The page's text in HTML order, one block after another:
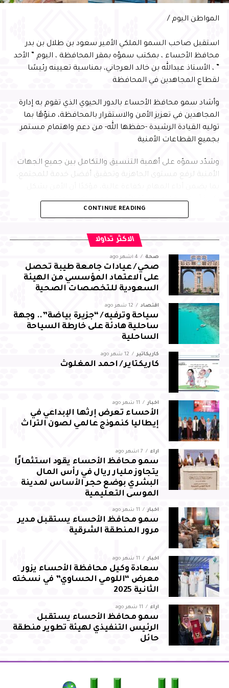
الملا
المواطن اليوم /
استقبل صاحب السمو الملكي الأمير سعود بن طلال بن بدر
محافظ الأحساء ، بمكتب سموّه بمقر المحافظة ، اليوم ” الأحد
” ، الأستاذ عبدالله بن خالد العرجاني، بمناسبة تعيينه رئيسًا
لقطاع المجاهدين في المحافظة
وأشاد سمو محافظ الأحساء بالدور الحيوي الذي تقوم به إدارة
المجاهدين في تعزيز الأمن والاستقرار بالمحافظة، منوّهًا بما
توليه القيادة الرشيدة -حفظها الله- من دعم واهتمام مستمر
بجميع القطاعات الأمنية
وشدّد سموّه على أهمية التنسيق والتكامل بين جميع الجهات
الأمنية لرفع مستوى الجاهزية وتحقيق أفضل خدمة للمجتمع،
ركيزة أساسية لتعزيز بيئة الأعمال وجذب الاستثمارات إلى
المحافظة، بما يسهم في التنمية المستدامة
من جانبه، أعرب العرجاني عن شكره لسمو محافظ الأحساء على
توجيهاته واهتمامه ودعمه المستمر، مؤكدًا مضاعفة الجهود
والالتزام بالمسؤوليات المنوطة به لضمان تحقيق أفضل النتائج
لقطاع المجاهدين بالمحافظة
CONTINUE READING
الاكثر تداولا
صحة 4 أشهر ago
صحي / عيادات جامعة طيبة تحصل
على الاعتماد المؤسسي من الهيئة
السعودية للتخصصات الصحية
اقتصاد 12 شهر ago
سياحة وترفيه / “جزيرة بياضة”.. وجهة
ساحلية هادئة على خارطة السياحة
الساحلية
كاريكاتير 12 شهر ago
كاريكتاير / احمد المغلوث
أخبار 11 شهر ago
الأحساء تعرض إرثها الإبداعي في
إيطاليا كنموذج عالمي لصون التراث
آراء 7 أشهر ago
سمو محافظ الأحساء يقود استثمارًا
يتجاوز مليار ريال في رأس المال
البشري بوضع حجر الأساس لمدينة
الموسى التعليمية
أخبار 11 شهر ago
سمو محافظ الأحساء يستقبل مدير
مرور المنطقة الشرقية
أخبار 11 شهر ago
سعادة وكيل محافظة الأحساء يزور
معرض “اللومي الحساوي” في نسخته
الثانية 2025
آراء 11 شهر ago
سمو محافظ الأحساء يستقبل
الرئيس التنفيذي لهيئة تطوير منطقة
حائل